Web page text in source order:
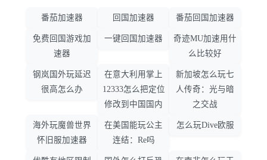
番茄加速器 回国加速器 番茄回国加速器
免费回国游戏加
速器
一键回国加速器
奇迹MU加速用什
么比较好
钢岚国外玩延迟
很高怎么办
在意大利用掌上
12333怎么把定位
修改到中国国内
新加坡怎么玩七
人传奇：光与暗
之交战
海外玩魔兽世界
怀旧服加速器
在美国能玩公主
连结：Re吗
怎么玩Dive欧服